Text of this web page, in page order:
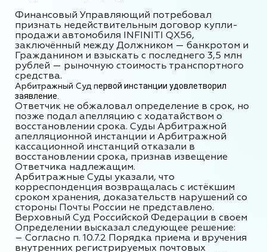
Финансовый Управляющий потребовал
признать недействительным договор купли-
продажи автомобиля INFINITI QX56,
заключённый между Должником — банкротом и
Гражданином и взыскать с последнего 3,5 млн
рублей — рыночную стоимость транспортного
средства.
Арбитражный Суд первой инстанции удовлетворил
заявление.
Ответчик не обжаловал определение в срок, но
позже подал апелляцию с ходатайством о
восстановлении срока. Cуды Арбитражной
апелляционной инстанции и Арбитражной
кассационной инстанций отказали в
восстановлении срока, признав извещение
Ответчика надлежащим.
Арбитражные Суды указали, что
корреспонденция возвращалась с истёкшим
сроком хранения, доказательств нарушений со
стороны Почты России не представлено.
Верховный Суд Российской Федерации в своем
Определении высказал следующее решение:
– Согласно п. 10.7.2 Порядка приема и вручения
внутренних регистрируемых почтовых